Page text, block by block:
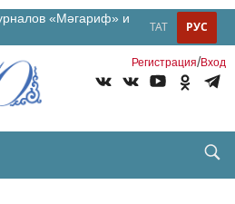
«Мәгариф» и
РУС
ТАТ
Регистрация/Вход